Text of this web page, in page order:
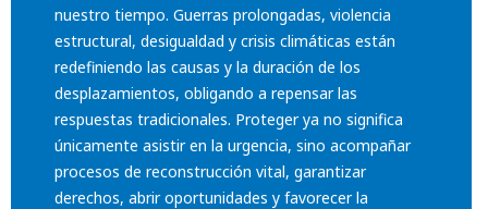
nuestro tiempo. Guerras prolongadas, violencia
estructural, desigualdad y crisis climáticas están
redefiniendo las causas y la duración de los
desplazamientos, obligando a repensar las
respuestas tradicionales. Proteger ya no significa
únicamente asistir en la urgencia, sino acompañar
procesos de reconstrucción vital, garantizar
derechos, abrir oportunidades y favorecer la